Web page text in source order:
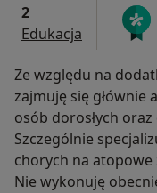
2
Edukacja
Ze względu na
zajmuję się
osób dorosłych
Szczególnie
chorych na atopowe
Nie wykonuję